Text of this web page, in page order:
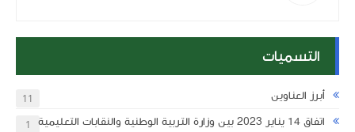
التسميات
أبرز العناوين 11
اتفاق 14 يناير 2023 بين وزارة التربية الوطنية والنقابات التعليمية 1